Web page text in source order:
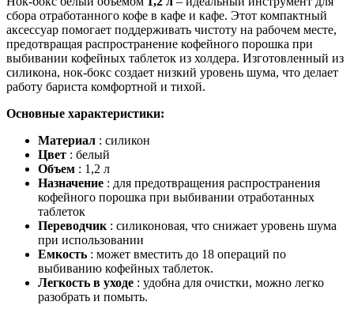
сбора отработанного кофе в кафе и кафе. Этот компактный
аксессуар помогает поддерживать чистоту на рабочем месте,
предотвращая распространение кофейного порошка при
выбивании кофейных таблеток из холдера. Изготовленный из
силикона, нок-бокс создает низкий уровень шума, что делает
работу бариста комфортной и тихой.
Основные характеристики:
Материал : силикон
Цвет : белый
Объем : 1,2 л
Назначение : для предотвращения распространения
кофейного порошка при выбивании отработанных
таблеток
Переводчик : силиконовая, что снижает уровень шума
при использовании
Емкость : может вместить до 18 операций по
выбиванию кофейных таблеток.
Легкость в уходе : удобна для очистки, можно легко
разобрать и помыть.